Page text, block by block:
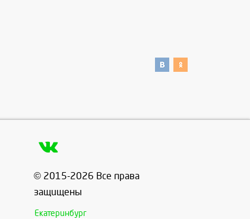
© 2015-2026 Все права
защищены
Екатеринбург